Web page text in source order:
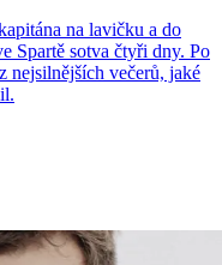
na lavičku a do
Spartě sotva čtyři dny. Po
nejsilnějších večerů, jaké